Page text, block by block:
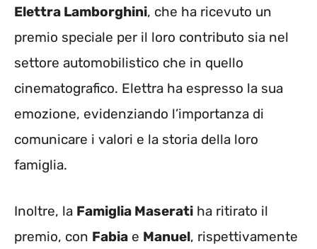
Elettra Lamborghini, che ha ricevuto un
premio speciale per il loro contributo sia nel
settore automobilistico che in quello
cinematografico. Elettra ha espresso la sua
emozione, evidenziando l’importanza di
comunicare i valori e la storia della loro
famiglia.
Inoltre, la Famiglia Maserati ha ritirato il
premio, con Fabia e Manuel, rispettivamente